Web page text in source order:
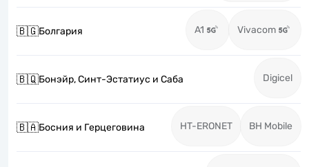
🇧🇬Болгария A1 Vivacom
🇧🇶Бонэйр, Синт-Эстатиус и Саба Digicel
🇧🇦Босния и Герцеговина HT-ERONET BH Mobile